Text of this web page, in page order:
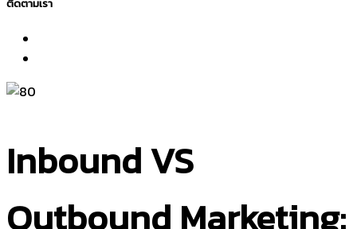
ติดตามเรา
Inbound VS
Outbound Marketing: